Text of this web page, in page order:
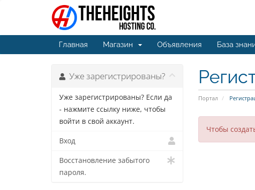
Главная Магазин Объявления База
Портал
Уже зарегистрированы?
Уже зарегистрированы? Если да
- нажмите ссылку ниже, чтобы
войти в свой аккаунт.
Вход
Восстановление забытого
пароля.
Чтобы